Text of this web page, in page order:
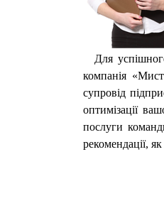
Для
компанія
супровід
оптимізації
послуги
рекомендації,